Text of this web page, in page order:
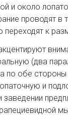
и около
проводят в
переходят к
(два
по обе стороны
и
заведении